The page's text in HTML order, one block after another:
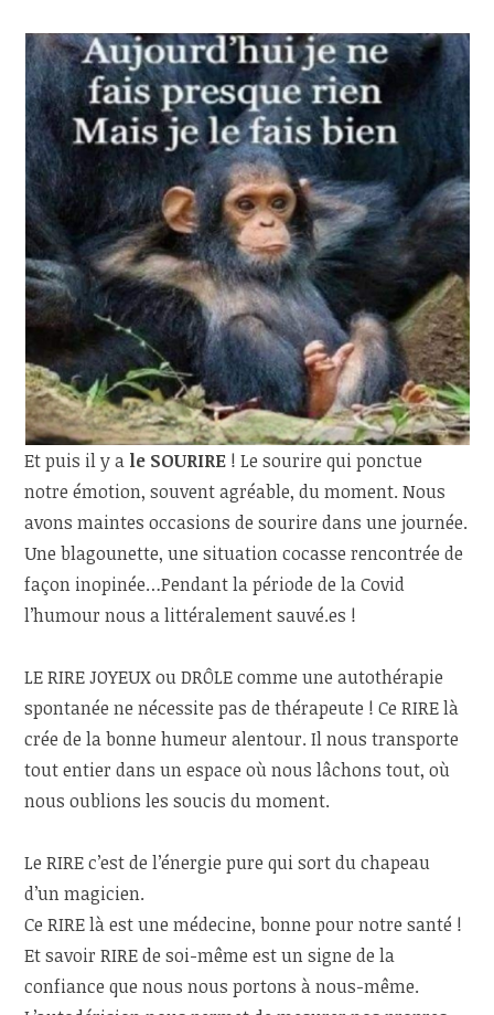
Et puis il y a le SOURIRE ! Le sourire qui ponctue
notre émotion, souvent agréable, du moment. Nous
avons maintes occasions de sourire dans une journée.
Une blagounette, une situation cocasse rencontrée de
façon inopinée…Pendant la période de la Covid
l’humour nous a littéralement sauvé.es !
LE RIRE JOYEUX ou DRÔLE comme une autothérapie
spontanée ne nécessite pas de thérapeute ! Ce RIRE là
crée de la bonne humeur alentour. Il nous transporte
tout entier dans un espace où nous lâchons tout, où
nous oublions les soucis du moment.
Le RIRE c’est de l’énergie pure qui sort du chapeau
d’un magicien.
Ce RIRE là est une médecine, bonne pour notre santé !
Et savoir RIRE de soi-même est un signe de la
confiance que nous nous portons à nous-même.